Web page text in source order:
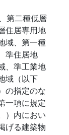
第二種低層
住居専用地
域、第一種
準住居地
、準工業地
域（以下
の指定のな
一項に規定
）内におい
げる建築物